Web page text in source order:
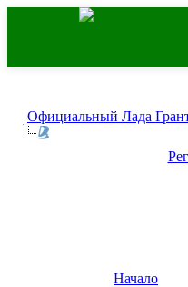
Официальный Лада
Начало